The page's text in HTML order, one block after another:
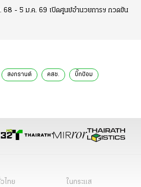
68 - 5 ม.ค. 69 เปิดศูนย์อำนวยการฯ กวดขัน
สงกรานต์ คสช. บิ๊กป้อม
ไทย
ในกระแส